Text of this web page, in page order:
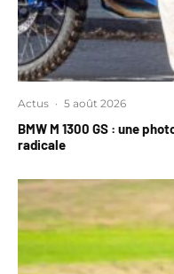
Actus · 5 août 2026
BMW M 1300 GS : une
radicale